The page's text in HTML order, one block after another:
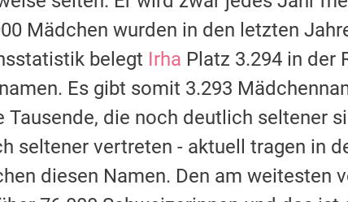
Mädchen wurden in den letzten
belegt Irha Platz 3.294 in der
Es gibt somit 3.293
Tausende, die noch deutlich seltener
seltener vertreten - aktuell tragen in
diesen Namen. Den am weitesten